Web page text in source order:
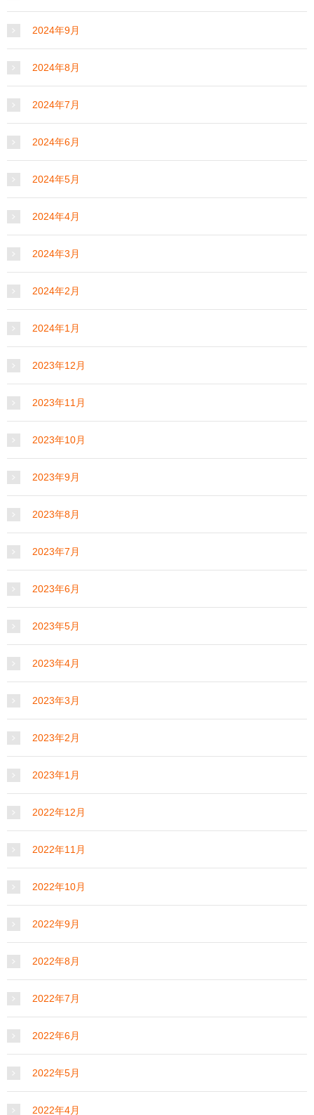
2024年9月
2024年8月
2024年7月
2024年6月
2024年5月
2024年4月
2024年3月
2024年2月
2024年1月
2023年12月
2023年11月
2023年10月
2023年9月
2023年8月
2023年7月
2023年6月
2023年5月
2023年4月
2023年3月
2023年2月
2023年1月
2022年12月
2022年11月
2022年10月
2022年9月
2022年8月
2022年7月
2022年6月
2022年5月
2022年4月